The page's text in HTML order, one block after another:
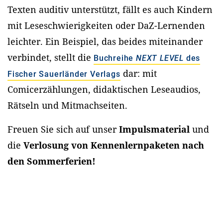
Texten auditiv unterstützt, fällt es auch Kindern
mit Leseschwierigkeiten oder DaZ-Lernenden
leichter. Ein Beispiel, das beides miteinander
verbindet, stellt die Buchreihe NEXT LEVEL des
Fischer Sauerländer Verlags dar: mit
Comicerzählungen, didaktischen Leseaudios,
Rätseln und Mitmachseiten.
Freuen Sie sich auf unserImpulsmaterial und
die Verlosung von Kennenlernpaketen nach
den Sommerferien!